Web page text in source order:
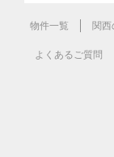
物件一覧 関西
よくあるご質問